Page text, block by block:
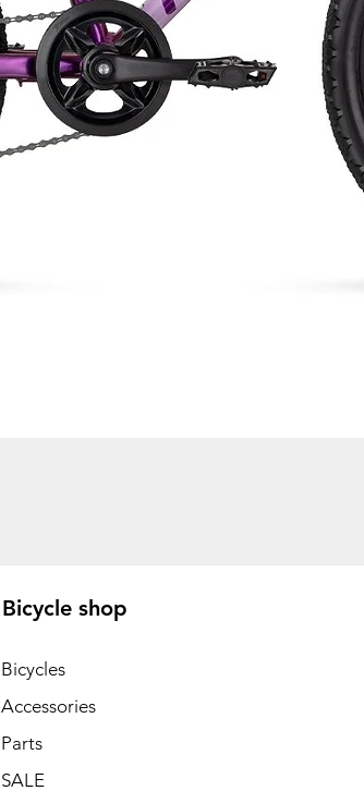
Bicycle shop
Bicycles
Accessories
Parts
SALE